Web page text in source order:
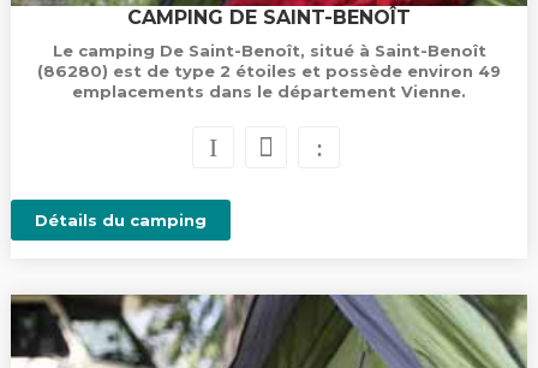
CAMPING DE SAINT-BENOÎT
Le camping De Saint-Benoît, situé à Saint-Benoît
(86280) est de type 2 étoiles et possède environ 49
emplacements dans le département Vienne.
Détails du camping